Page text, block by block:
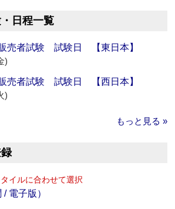
日程一覧
売者試験 試験日 【東日本】
)
売者試験 試験日 【西日本】
)
もっと見る »
イルに合わせて選択
電子版）